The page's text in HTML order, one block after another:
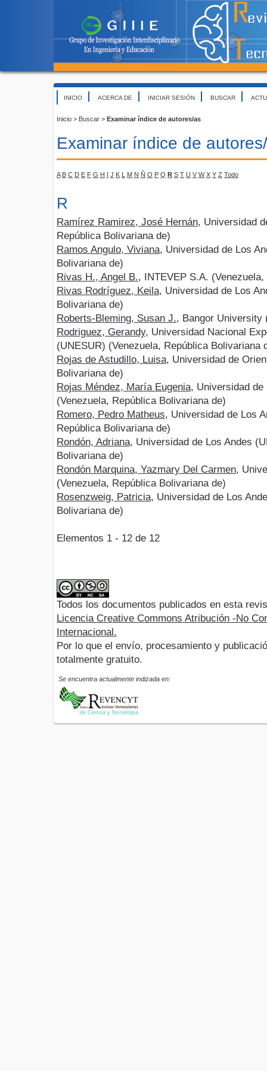
INICIO ACERCA DE INICIAR SESIÓN BUSCAR
Inicio > Buscar > Examinar índice de autores/as
Examinar índice de
A B C D E F G H I J K L M N Ñ O P Q R S T U V W X Y Z Todo
R
Ramírez Ramirez, José Hernán, Universidad
República Bolivariana de)
Ramos Angulo, Viviana, Universidad de Los
Bolivariana de)
Rivas H., Angel B., INTEVEP S.A.
Rivas Rodríguez, Keila, Universidad de Los
Bolivariana de)
Roberts-Bleming, Susan J., Bangor University
Rodriguez, Gerandy, Universidad Nacional
(UNESUR) (Venezuela, República Bolivariana
Rojas de Astudillo, Luisa, Universidad de
Bolivariana de)
Rojas Méndez, María Eugenia, Universidad de
(Venezuela, República Bolivariana de)
Romero, Pedro Matheus, Universidad de Los
República Bolivariana de)
Rondón, Adriana, Universidad de Los Andes
Bolivariana de)
Rondón Marquina, Yazmary Del Carmen,
(Venezuela, República Bolivariana de)
Rosenzweig, Patricia, Universidad de Los
Bolivariana de)
Elementos 1 - 12 de 12
Todos los documentos publicados en esta
Licencia Creative Commons Atribución -No
Internacional.
Por lo que el envío, procesamiento y
totalmente gratuito.
Se encuentra actualmente indizada en: